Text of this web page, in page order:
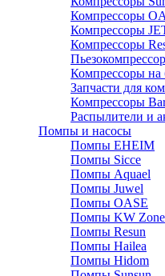
Компрессоры
Компрессоры
Компрессоры
Компрессоры на
Запчасти для
Компрессоры
Распылители и
Помпы и насосы
Помпы EHEIM
Помпы Sicce
Помпы Aquael
Помпы Juwel
Помпы OASE
Помпы KW Zone
Помпы Resun
Помпы Hailea
Помпы Hidom